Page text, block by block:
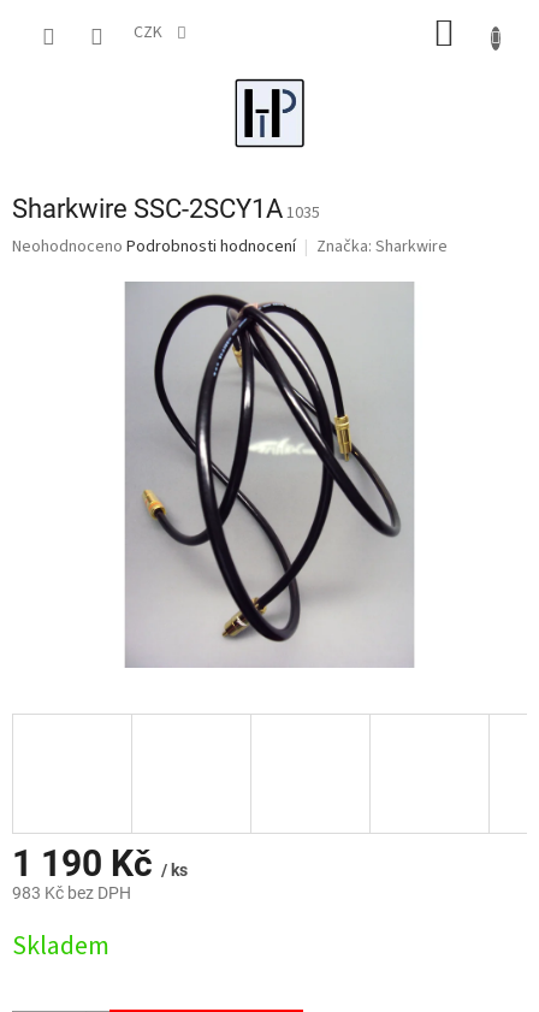
CZK
Sharkwire SSC-2SCY1A1035
Průměrné
Neohodnoceno Podrobnosti hodnocení Značka: Sharkwire
1 190 Kč / ks
983 Kč bez DPH
cena:
Skladem